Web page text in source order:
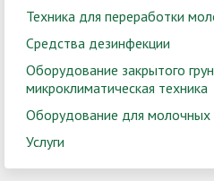
Техника для переработки
Средства дезинфекции
Оборудование закрытого
микроклиматическая техника
Оборудование для
Услуги